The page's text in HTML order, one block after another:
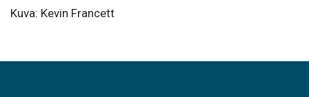
Kuva: Kevin Francett